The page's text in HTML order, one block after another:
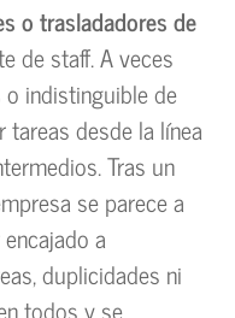
o trasladadores de
de staff. A veces
indistinguible de
desde la línea
Tras un
se parece a
a
duplicidades ni